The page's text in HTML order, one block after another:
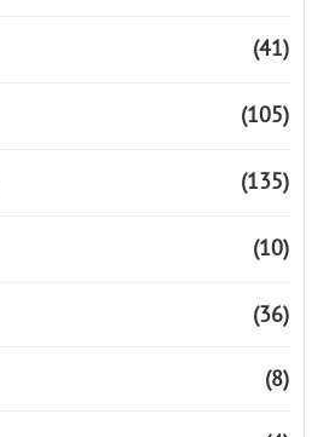
(41)
(105)
(135)
(10)
(36)
(8)